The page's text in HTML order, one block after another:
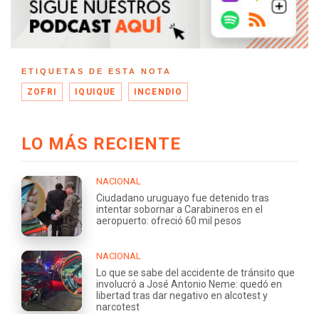
ETIQUETAS DE ESTA NOTA
ZOFRI IQUIQUE INCENDIO
LO MÁS RECIENTE
NACIONAL
Ciudadano uruguayo fue detenido tras
intentar sobornar a Carabineros en el
aeropuerto: ofreció 60 mil pesos
NACIONAL
Lo que se sabe del accidente de tránsito que
involucró a José Antonio Neme: quedó en
libertad tras dar negativo en alcotest y
narcotest